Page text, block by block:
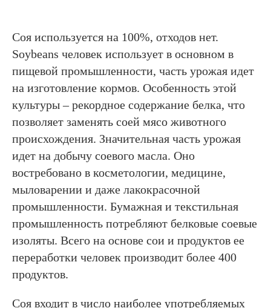
Соя используется на 100%, отходов нет.
Soybeans человек использует в основном в
пищевой промышленности, часть урожая идет
на изготовление кормов. Особенность этой
культуры – рекордное содержание белка, что
позволяет заменять соей мясо животного
происхождения. Значительная часть урожая
идет на добычу соевого масла. Оно
востребовано в косметологии, медицине,
мыловарении и даже лакокрасочной
промышленности. Бумажная и текстильная
промышленность потребляют белковые соевые
изоляты. Всего на основе сои и продуктов ее
переработки человек производит более 400
продуктов.
Соя входит в число наиболее употребляемых